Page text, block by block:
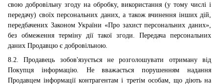
свою добровільну згоду на обробку, використання (у тому числі і
передачу) своїх персональних даних, а також вчинення інших дій,
передбачених Законом України «Про захист персональних даних»,
без обмеження терміну дії такої згоди. Передача персональних
даних Продавцю є добровільною.
8.2. Продавець зобов'язується не розголошувати отриману від
Покупця інформацію. Не вважається порушенням надання
Продавцем інформації контрагентам і третім особам, що діють на